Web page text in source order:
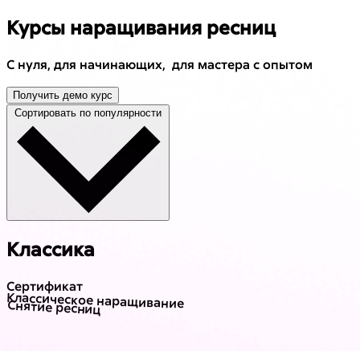
Курсы наращивания ресниц
С нуля, для начинающих, для мастера с опытом
Получить демо курс
Классика
Сертификат
Классическое наращивание
Снятие ресниц